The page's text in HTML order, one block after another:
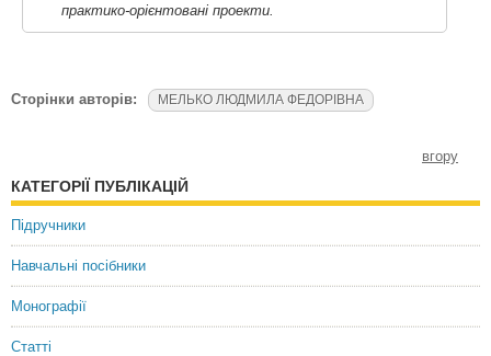
практико-орієнтовані проекти.
Сторінки авторів:
МЕЛЬКО ЛЮДМИЛА ФЕДОРІВНА
вгору
КАТЕГОРІЇ ПУБЛІКАЦІЙ
Підручники
Навчальні посібники
Монографії
Статті